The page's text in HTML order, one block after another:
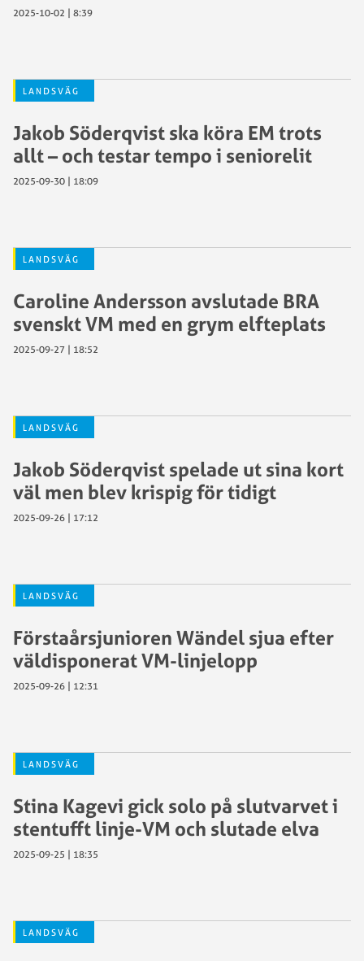
2025-10-02 | 8:39
LANDSVÄG
Jakob Söderqvist ska köra EM trots
allt – och testar tempo i seniorelit
2025-09-30 | 18:09
LANDSVÄG
Caroline Andersson avslutade BRA
svenskt VM med en grym elfteplats
2025-09-27 | 18:52
LANDSVÄG
Jakob Söderqvist spelade ut sina kort
väl men blev krispig för tidigt
2025-09-26 | 17:12
LANDSVÄG
Förstaårsjunioren Wändel sjua efter
väldisponerat VM-linjelopp
2025-09-26 | 12:31
LANDSVÄG
Stina Kagevi gick solo på slutvarvet i
stentufft linje-VM och slutade elva
2025-09-25 | 18:35
LANDSVÄG